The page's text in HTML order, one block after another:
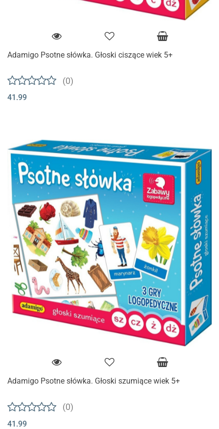
Adamigo Psotne słówka. Głoski ciszące wiek 5+
(0)
41.99
Adamigo Psotne słówka. Głoski szumiące wiek 5+
(0)
41.99